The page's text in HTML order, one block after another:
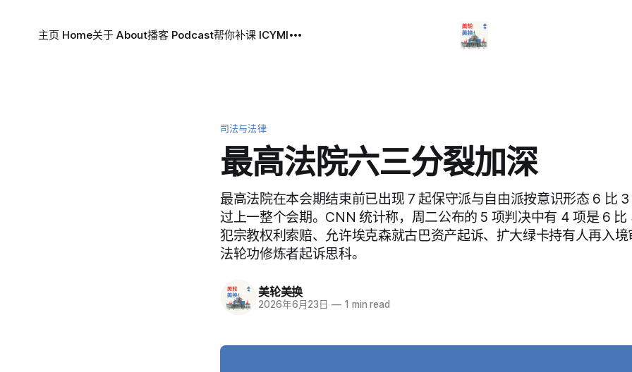
主页 Home关于 About播客 Podcast帮你补课 ICYMI
司法与法律
最高法院六三分裂加深
最高法院在本会期结束前已出现 7 起保守派与自由派按意识形态 6 比
过上一整个会期。CNN 统计称，周二公布的 5 项判决中有 4 项是 6
犯宗教权利索赔、允许埃克森就古巴资产起诉、扩大绿卡持有人再入
法轮功修炼者起诉思科。
美轮美换
2026年6月23日 — 1 min read